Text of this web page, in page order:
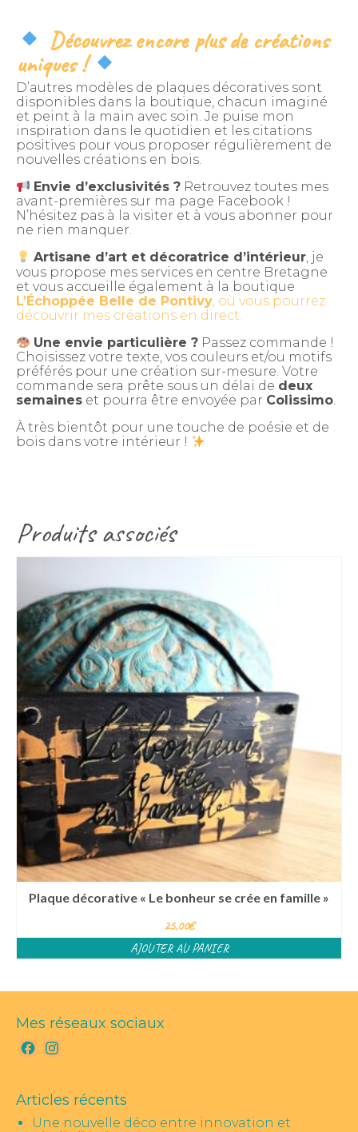
Découvrez encore plus de créations
uniques !
D’autres modèles de plaques décoratives sont
disponibles dans la boutique, chacun imaginé
et peint à la main avec soin. Je puise mon
inspiration dans le quotidien et les citations
positives pour vous proposer régulièrement de
nouvelles créations en bois.
Envie d’exclusivités ? Retrouvez toutes mes
avant-premières sur ma page Facebook !
N’hésitez pas à la visiter et à vous abonner pour
ne rien manquer.
Artisane d’art et décoratrice d’intérieur, je
vous propose mes services en centre Bretagne
et vous accueille également à la boutique
L’Échoppée Belle de Pontivy , où vous pourrez
découvrir mes créations en direct.
Une envie particulière ? Passez commande !
Choisissez votre texte, vos couleurs et/ou motifs
préférés pour une création sur-mesure. Votre
commande sera prête sous un délai de deux
semaines et pourra être envoyée par Colissimo.
À très bientôt pour une touche de poésie et de
bois dans votre intérieur !
Produits associés
Plaque décorative « Le bonheur se crée en famille »
25,00€
AJOUTER AU PANIER
Mes réseaux sociaux
Facebook
Articles récents
Une nouvelle déco entre innovation et